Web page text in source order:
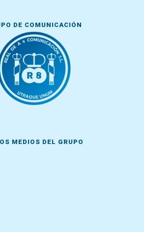
DE COMUNICACIÓN
MEDIOS DEL GRUPO